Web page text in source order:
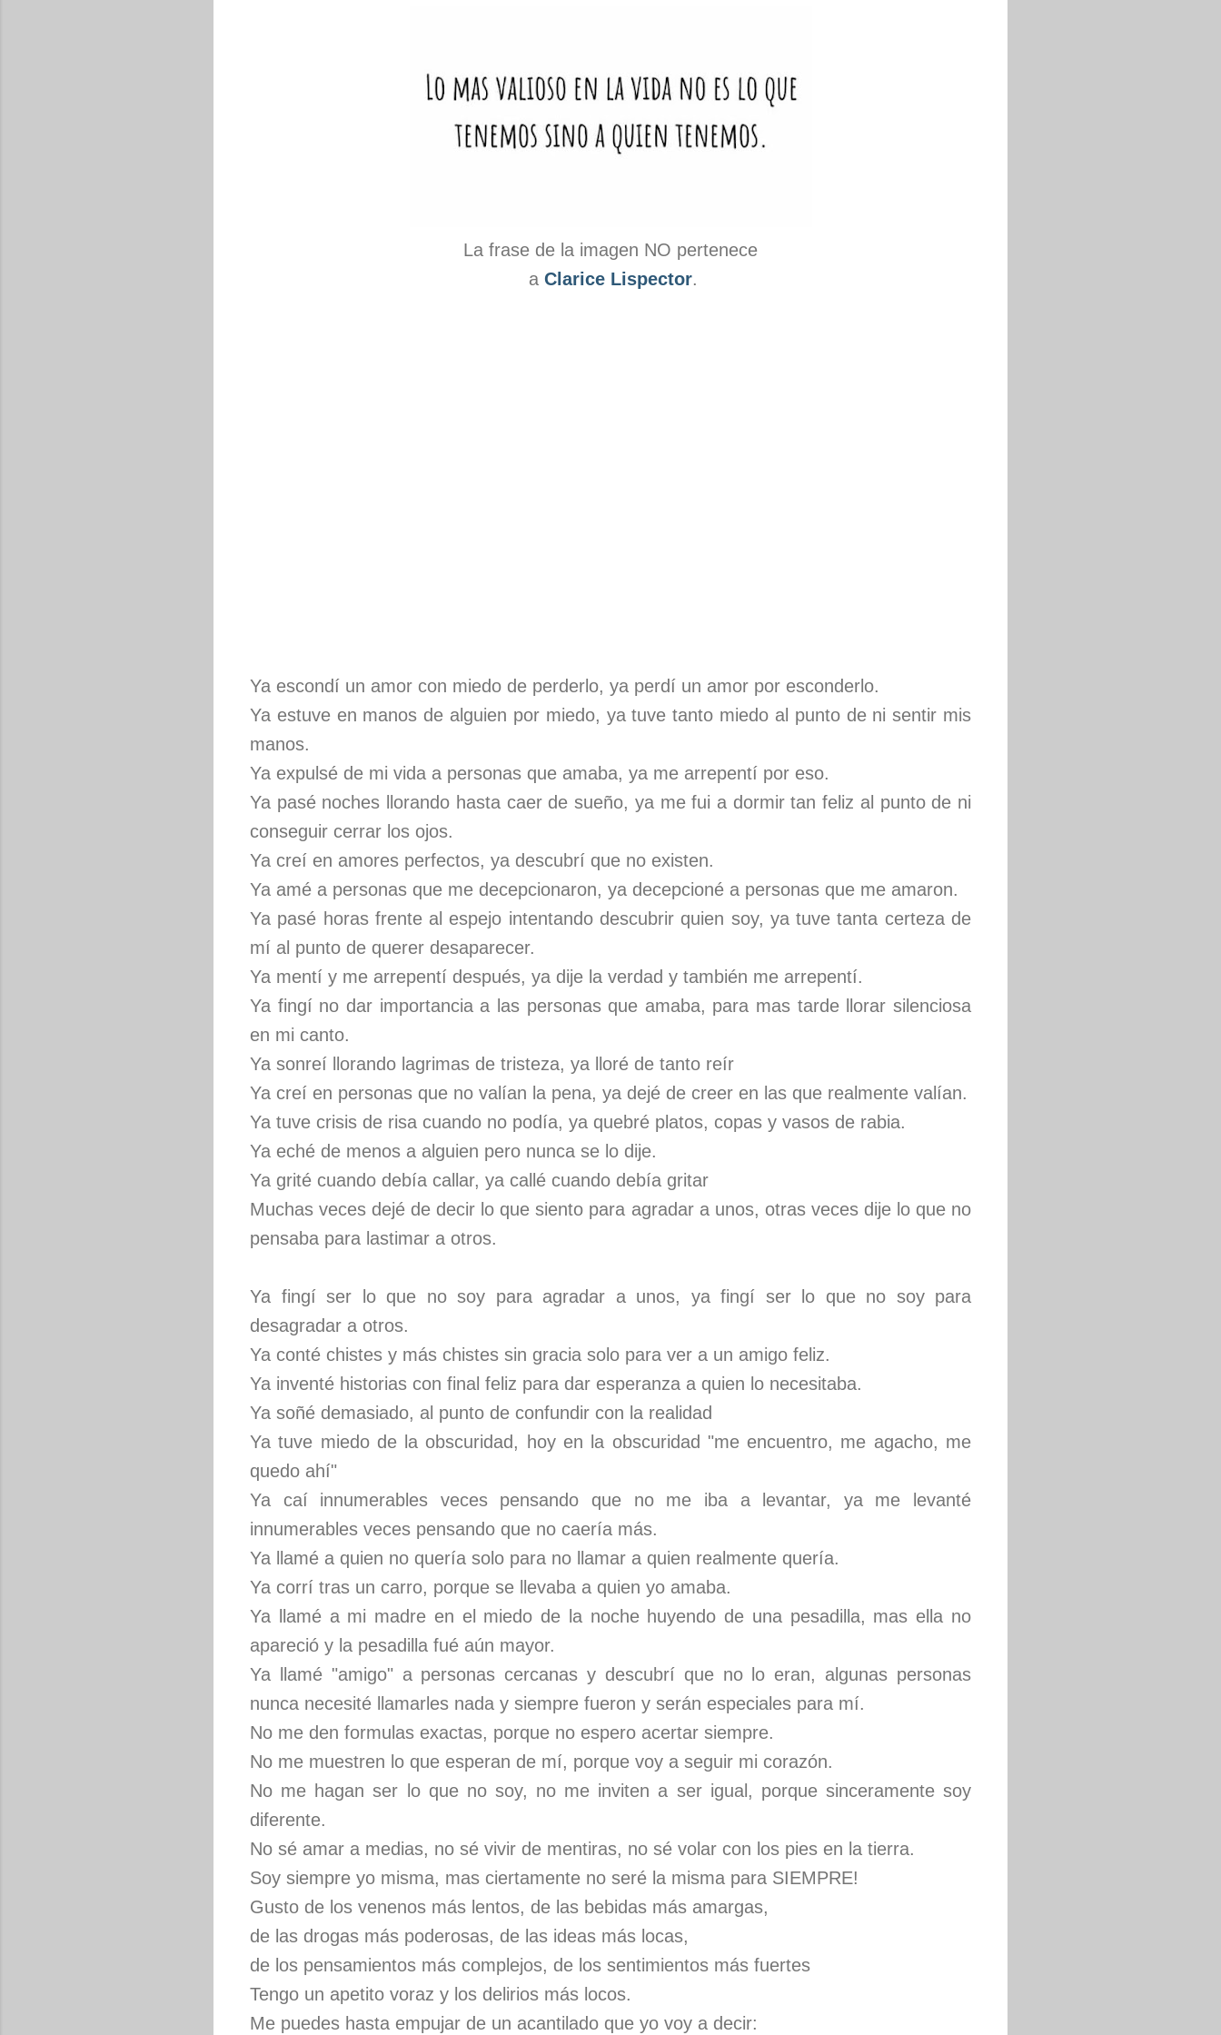
La frase de la imagen NO pertenece
a Clarice Lispector.
Ya escondí un amor con miedo de perderlo, ya perdí un amor por esconderlo.
Ya estuve en manos de alguien por miedo, ya tuve tanto miedo al punto de ni sentir mis
manos.
Ya expulsé de mi vida a personas que amaba, ya me arrepentí por eso.
Ya pasé noches llorando hasta caer de sueño, ya me fui a dormir tan feliz al punto de ni
conseguir cerrar los ojos.
Ya creí en amores perfectos, ya descubrí que no existen.
Ya amé a personas que me decepcionaron, ya decepcioné a personas que me amaron.
Ya pasé horas frente al espejo intentando descubrir quien soy, ya tuve tanta certeza de
mí al punto de querer desaparecer.
Ya mentí y me arrepentí después, ya dije la verdad y también me arrepentí.
Ya fingí no dar importancia a las personas que amaba, para mas tarde llorar silenciosa
en mi canto.
Ya sonreí llorando lagrimas de tristeza, ya lloré de tanto reír
Ya creí en personas que no valían la pena, ya dejé de creer en las que realmente valían.
Ya tuve crisis de risa cuando no podía, ya quebré platos, copas y vasos de rabia.
Ya eché de menos a alguien pero nunca se lo dije.
Ya grité cuando debía callar, ya callé cuando debía gritar
Muchas veces dejé de decir lo que siento para agradar a unos, otras veces dije lo que no
pensaba para lastimar a otros.
Ya fingí ser lo que no soy para agradar a unos, ya fingí ser lo que no soy para
desagradar a otros.
Ya conté chistes y más chistes sin gracia solo para ver a un amigo feliz.
Ya inventé historias con final feliz para dar esperanza a quien lo necesitaba.
Ya soñé demasiado, al punto de confundir con la realidad
Ya tuve miedo de la obscuridad, hoy en la obscuridad "me encuentro, me agacho, me
quedo ahí"
Ya caí innumerables veces pensando que no me iba a levantar, ya me levanté
innumerables veces pensando que no caería más.
Ya llamé a quien no quería solo para no llamar a quien realmente quería.
Ya corrí tras un carro, porque se llevaba a quien yo amaba.
Ya llamé a mi madre en el miedo de la noche huyendo de una pesadilla, mas ella no
apareció y la pesadilla fué aún mayor.
Ya llamé "amigo" a personas cercanas y descubrí que no lo eran, algunas personas
nunca necesité llamarles nada y siempre fueron y serán especiales para mí.
No me den formulas exactas, porque no espero acertar siempre.
No me muestren lo que esperan de mí, porque voy a seguir mi corazón.
No me hagan ser lo que no soy, no me inviten a ser igual, porque sinceramente soy
diferente.
No sé amar a medias, no sé vivir de mentiras, no sé volar con los pies en la tierra.
Soy siempre yo misma, mas ciertamente no seré la misma para SIEMPRE!
Gusto de los venenos más lentos, de las bebidas más amargas,
de las drogas más poderosas, de las ideas más locas,
de los pensamientos más complejos, de los sentimientos más fuertes
Tengo un apetito voraz y los delirios más locos.
Me puedes hasta empujar de un acantilado que yo voy a decir: